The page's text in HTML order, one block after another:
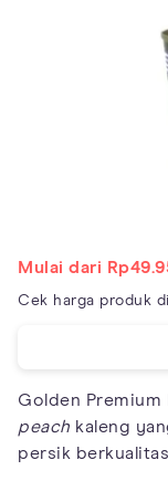
Mulai dari
Cek harga produk
Golden Premium
peach kaleng
persik